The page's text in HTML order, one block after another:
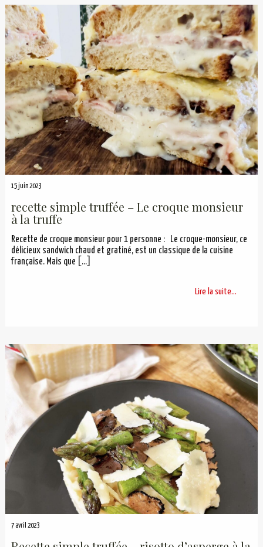
15 juin 2023
recette simple truffée – Le croque monsieur
à la truffe
Recette de croque monsieur pour 1 personne : Le croque-monsieur, ce
délicieux sandwich chaud et gratiné, est un classique de la cuisine
française. Mais que […]
Lire la suite...
7 avril 2023